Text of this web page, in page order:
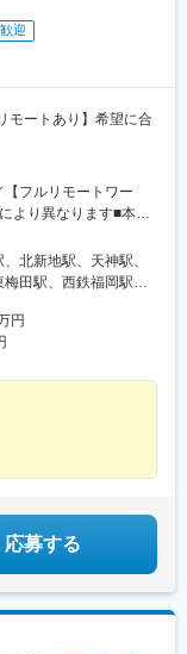
町駅(東京都)、赤坂見
駅、京橋駅(東京都)、
御徒町駅、新宿駅(東
駅、両国駅(都営線)、
道駅、国道駅、鹿島
下鉄)、古川橋駅、な
心斎橋駅、堺筋本町
ター駅、山陽明石
都府)、日比野駅(名古
上前津駅、栄町駅(愛
八千代町駅、市役所前
前駅(広島県)、宇都
)、日吉町駅、新浜松
田駅、三宮駅(神戸新
町駅(長崎県)、九品
校前駅、淡路町駅、溜
本木一丁目駅、日比
町駅(千葉県)、大阪難
、西大路三条駅、東向
西鉄福岡駅、二本木
、足羽山公園口駅、
片原町駅(香川県)、高
迎
モートあり】希望に合
フルリモートワー
より異なります■本
VIGAS 5F┗「江
徒歩8分■北海道支
1 RMBld. アクセス：
際センター駅」から
店：大阪府大阪市北
岡県福岡市中央区天
「天神駅」から徒歩
転居を伴う転勤なし※
プロジェクトは47都
北新地駅、天神駅、
田駅、西鉄福岡駅、
円
で人生を見据えた選択
応募する